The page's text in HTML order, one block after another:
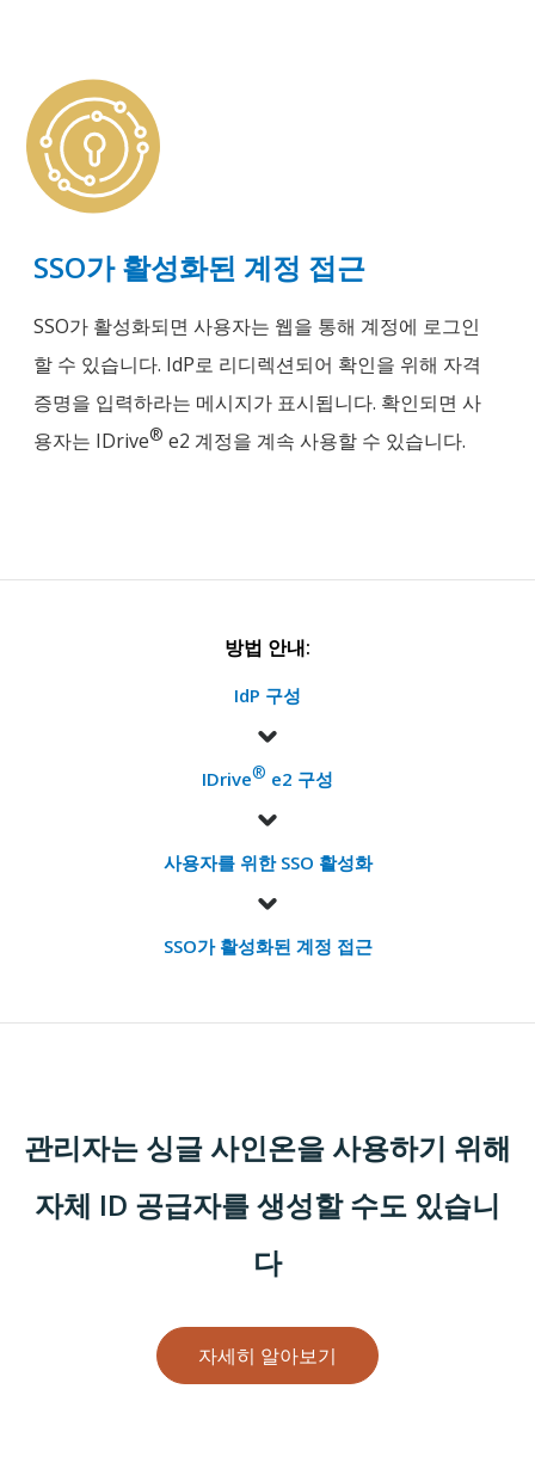
SSO가 활성화된 계정 접근
SSO가 활성화되면 사용자는 웹을 통해 계정에 로그인
할 수 있습니다. IdP로 리디렉션되어 확인을 위해 자격
증명을 입력하라는 메시지가 표시됩니다. 확인되면 사
용자는 IDrive® e2 계정을 계속 사용할 수 있습니다.
방법 안내:
IdP 구성
IDrive® e2 구성
사용자를 위한 SSO 활성화
SSO가 활성화된 계정 접근
관리자는 싱글 사인온을 사용하기 위해
자체 ID 공급자를 생성할 수도 있습니
다
자세히 알아보기